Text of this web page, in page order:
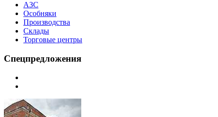
АЗС
Особняки
Производства
Склады
Торговые центры
Спецпредложения